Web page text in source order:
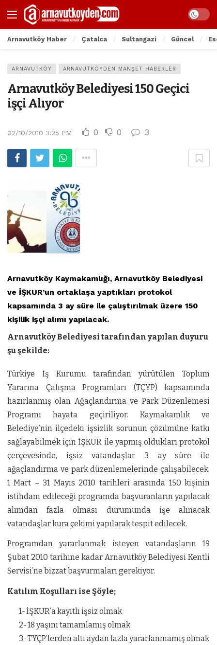
Arnavutköy Haber Çatalca Sultangazi Güncel
ARNAVUTKÖY ARNAVUTKÖYDEN MANŞET HABERLER
Arnavutköy Belediyesi 150 Geçici
işçi Alıyor
02/10/2010 3:25 PM 0 0 3
Arnavutköy Kaymakamlığı, Arnavutköy Belediyesi
ve İŞKUR’un ortaklaşa yaptıkları protokol
kapsamında 3 ay süre ile çalıştırılmak üzere 150
kişilik işçi alımı yapılacak.
Arnavutköy Belediyesi tarafından yapılan duyuru
şu şekilde:
Türkiye İş Kurumu tarafından yürütülen Toplum
Yararına Çalışma Programları (TÇYP) kapsamında
hazırlanmış olan Ağaçlandırma ve Park Düzenlemesi
Programı hayata geçiriliyor. Kaymakamlık ve
Belediye’nin ilçedeki işsizlik sorunun çözümüne katkı
sağlayabilmek için İŞKUR ile yapmış oldukları protokol
çerçevesinde, işsiz vatandaşlar 3 ay süre ile
ağaçlandırma ve park düzenlemelerinde çalışabilecek.
1 Mart – 31 Mayıs 2010 tarihleri arasında 150 kişinin
istihdam edileceği programda başvuranların yapılacak
alımdan fazla olması durumunda işe alınacak
vatandaşlar kura çekimi yapılarak tespit edilecek.
Programdan yararlanmak isteyen vatandaşların 19
Şubat 2010 tarihine kadar Arnavutköy Belediyesi Kentli
Servisi’ne bizzat başvurmaları gerekiyor.
Katılım Koşulları ise Şöyle;
1-İŞKUR’a kayıtlı işsiz olmak
2-18 yaşını tamamlamış olmak
3-TYÇP’lerden altı aydan fazla yararlanmamış olmak